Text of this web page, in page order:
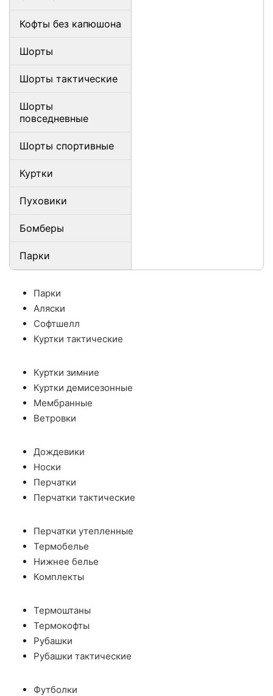
Кофты без капюшона
Шорты
Шорты тактические
Шорты
повседневные
Шорты спортивные
Куртки
Пуховики
Бомберы
Парки
Парки
Аляски
Софтшелл
Куртки тактические
Куртки зимние
Куртки демисезонные
Мембранные
Ветровки
Дождевики
Носки
Перчатки
Перчатки тактические
Перчатки утепленные
Термобелье
Нижнее белье
Комплекты
Термоштаны
Термокофты
Рубашки
Рубашки тактические
Футболки